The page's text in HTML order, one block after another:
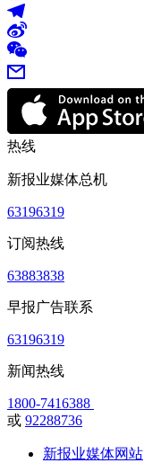
热线
新报业媒体总机
63196319
订阅热线
63883838
早报广告联系
63196319
新闻热线
1800-7416388
或 92288736
新报业媒体网站